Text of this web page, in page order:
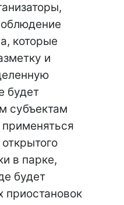
которые
и
будет
субъектам
применяться
в парке,
будет
приостановок